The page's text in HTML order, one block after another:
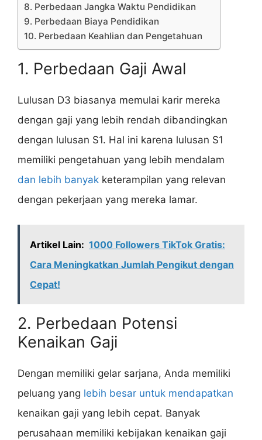
8. Perbedaan Jangka Waktu Pendidikan
9. Perbedaan Biaya Pendidikan
10. Perbedaan Keahlian dan Pengetahuan
1. Perbedaan Gaji Awal
Lulusan D3 biasanya memulai karir mereka
dengan gaji yang lebih rendah dibandingkan
dengan lulusan S1. Hal ini karena lulusan S1
memiliki pengetahuan yang lebih mendalam
dan lebih banyak keterampilan yang relevan
dengan pekerjaan yang mereka lamar.
Artikel Lain: 1000 Followers TikTok Gratis:
Cara Meningkatkan Jumlah Pengikut dengan
Cepat!
2. Perbedaan Potensi
Kenaikan Gaji
Dengan memiliki gelar sarjana, Anda memiliki
peluang yang lebih besar untuk mendapatkan
kenaikan gaji yang lebih cepat. Banyak
perusahaan memiliki kebijakan kenaikan gaji